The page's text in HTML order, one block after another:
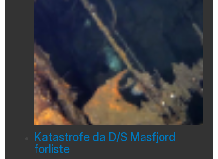
Katastrofe da D/S Masfjord
forliste